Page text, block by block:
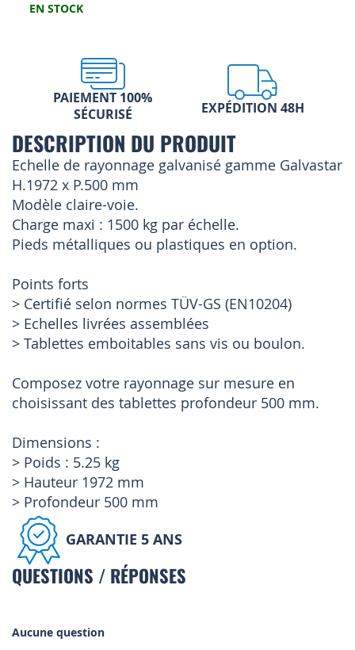
EN STOCK
PAIEMENT 100%
SÉCURISÉ
EXPÉDITION 48H
DESCRIPTION DU PRODUIT
Echelle de rayonnage galvanisé gamme Galvastar
H.1972 x P.500 mm
Modèle claire-voie.
Charge maxi : 1500 kg par échelle.
Pieds métalliques ou plastiques en option.
Points forts
> Certifié selon normes TÜV-GS (EN10204)
> Echelles livrées assemblées
> Tablettes emboitables sans vis ou boulon.
Composez votre rayonnage sur mesure en
choisissant des tablettes profondeur 500 mm.
Dimensions :
> Poids : 5.25 kg
> Hauteur 1972 mm
> Profondeur 500 mm
GARANTIE 5 ANS
QUESTIONS / RÉPONSES
Aucune question